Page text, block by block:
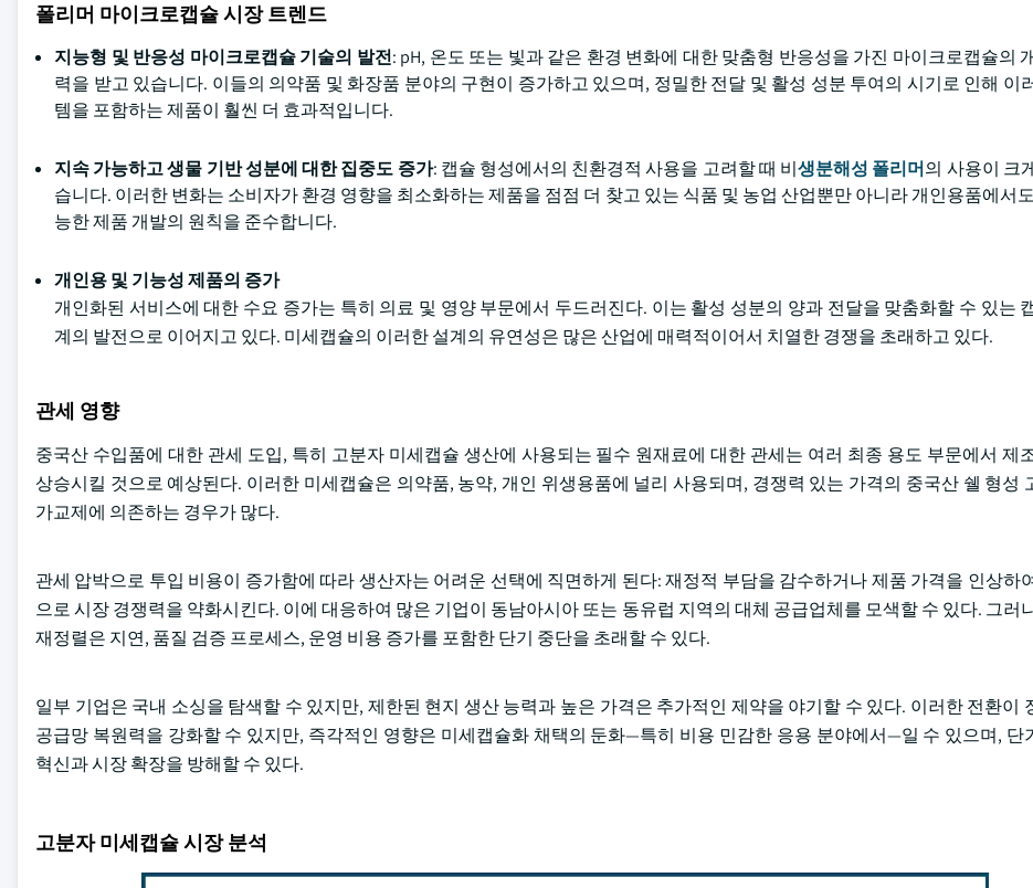
폴리머 마이크로캡슐 시장 트렌드
지능형 및 반응성 마이크로캡슐 기술의 발전: pH, 온도 또는 빛과 같은 환경 변화에 대한 맞춤형 반응성을 가진 마이크로캡슐의
력을 받고 있습니다. 이들의 의약품 및 화장품 분야의 구현이 증가하고 있으며, 정밀한 전달 및 활성 성분 투여의 시기로 인해 이
템을 포함하는 제품이 훨씬 더 효과적입니다.
지속 가능하고 생물 기반 성분에 대한 집중도 증가: 캡슐 형성에서의 친환경적 사용을 고려할 때 비생분해성 폴리머의 사용이 크
습니다. 이러한 변화는 소비자가 환경 영향을 최소화하는 제품을 점점 더 찾고 있는 식품 및 농업 산업뿐만 아니라 개인용품에서
능한 제품 개발의 원칙을 준수합니다.
개인용 및 기능성 제품의 증가
개인화된 서비스에 대한 수요 증가는 특히 의료 및 영양 부문에서 두드러진다. 이는 활성 성분의 양과 전달을 맞춤화할 수 있는
계의 발전으로 이어지고 있다. 미세캡슐의 이러한 설계의 유연성은 많은 산업에 매력적이어서 치열한 경쟁을 초래하고 있다.
관세 영향
중국산 수입품에 대한 관세 도입, 특히 고분자 미세캡슐 생산에 사용되는 필수 원재료에 대한 관세는 여러 최종 용도 부문에서 제
상승시킬 것으로 예상된다. 이러한 미세캡슐은 의약품, 농약, 개인 위생용품에 널리 사용되며, 경쟁력 있는 가격의 중국산 쉘 형성
가교제에 의존하는 경우가 많다.
관세 압박으로 투입 비용이 증가함에 따라 생산자는 어려운 선택에 직면하게 된다: 재정적 부담을 감수하거나 제품 가격을 인상하
으로 시장 경쟁력을 약화시킨다. 이에 대응하여 많은 기업이 동남아시아 또는 동유럽 지역의 대체 공급업체를 모색할 수 있다. 그러
재정렬은 지연, 품질 검증 프로세스, 운영 비용 증가를 포함한 단기 중단을 초래할 수 있다.
일부 기업은 국내 소싱을 탐색할 수 있지만, 제한된 현지 생산 능력과 높은 가격은 추가적인 제약을 야기할 수 있다. 이러한 전환이
공급망 복원력을 강화할 수 있지만, 즉각적인 영향은 미세캡슐화 채택의 둔화—특히 비용 민감한 응용 분야에서—일 수 있으며, 단
혁신과 시장 확장을 방해할 수 있다.
고분자 미세캡슐 시장 분석